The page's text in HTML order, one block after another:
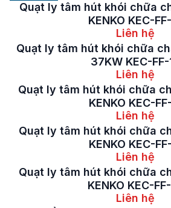
Quạt ly tâm hút khói chữa
KENKO KEC-
Liên hệ
Quạt ly tâm hút khói chữa
37KW KEC-FF-
Liên hệ
Quạt ly tâm hút khói chữa
KENKO KEC-
Liên hệ
Quạt ly tâm hút khói chữa
KENKO KEC-
Liên hệ
Quạt ly tâm hút khói chữa
KENKO KEC-
Liên hệ